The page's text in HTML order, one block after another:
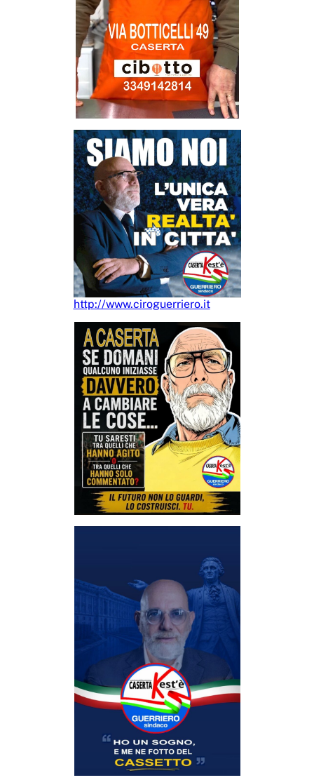
http://www.ciroguerriero.it